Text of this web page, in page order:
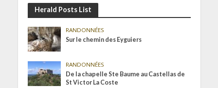
Herald Posts List
RANDONNÉES
Sur le chemin des Eyguiers
RANDONNÉES
De la chapelle Ste Baume au Castellas de
St Victor La Coste